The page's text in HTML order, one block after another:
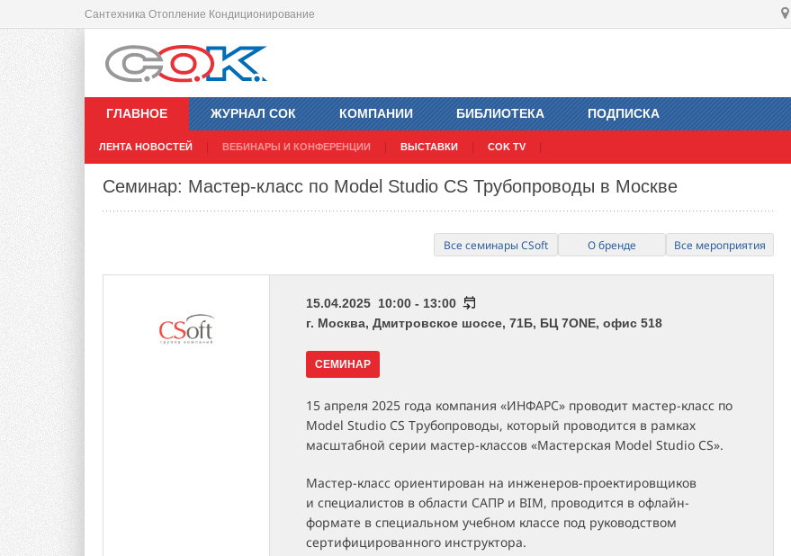
Сантехника Отопление Кондиционирование
ГЛАВНОЕ
ЛЕНТА НОВОСТЕЙ ВЕБИНАРЫ И КОНФЕРЕНЦИИ ВЫСТАВКИ COK TV
ЖУРНАЛ СОК КОМПАНИИ БИБЛИОТЕКА ПОДПИСКА
Семинар: Мастер-класс по Model Studio CS Трубопроводы в Москве
Все семинары CSoft О бренде Все мероприятия
15.04.2025 10:00 - 13:00
г. Москва, Дмитровское шоссе, 71Б, БЦ 7ONE, офис 518
СЕМИНАР
15 апреля 2025 года компания «ИНФАРС» проводит мастер-класс по
Model Studio CS Трубопроводы, который проводится в рамках
масштабной серии мастер-классов «Мастерская Model Studio CS».
Мастер-класс ориентирован на инженеров-проектировщиков
и специалистов в области САПР и BIM, проводится в офлайн-
формате в специальном учебном классе под руководством
сертифицированного инструктора.